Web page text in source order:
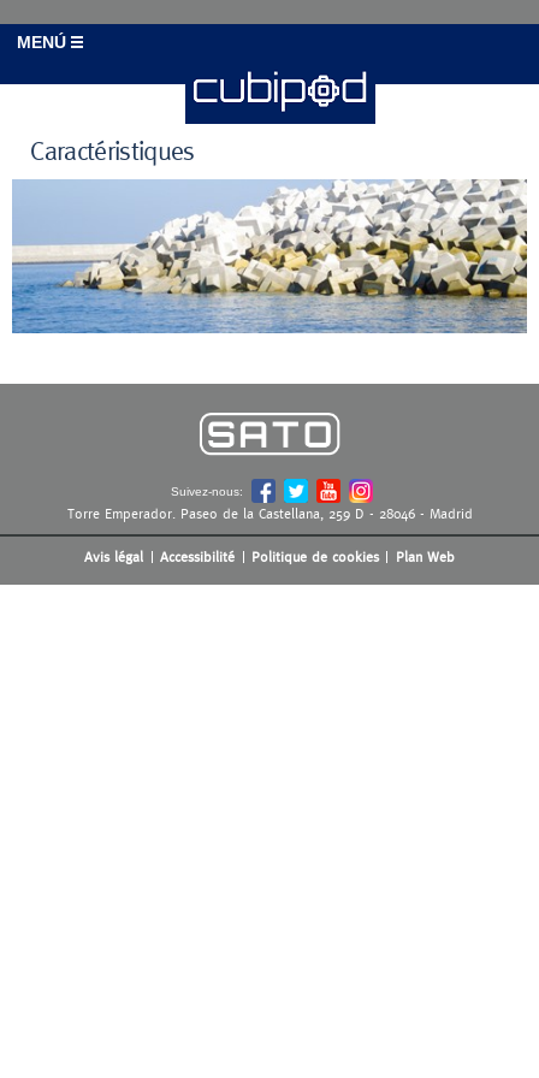
MENÚ
Caractéristiques
Suivez-nous:
Torre Emperador. Paseo de la Castellana, 259 D - 28046 - Madrid
Avis légal Accessibilité Politique de cookies Plan Web